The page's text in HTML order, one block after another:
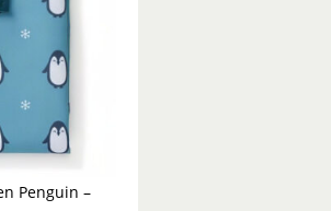
Penguin –